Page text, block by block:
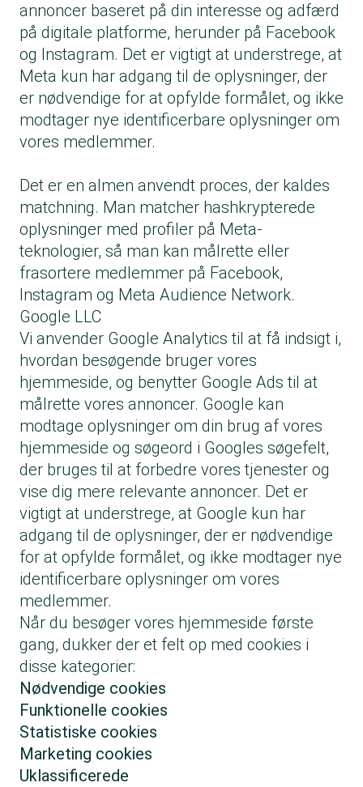
annoncer baseret på din interesse og adfærd
på digitale platforme, herunder på Facebook
og Instagram. Det er vigtigt at understrege, at
Meta kun har adgang til de oplysninger, der
er nødvendige for at opfylde formålet, og ikke
modtager nye identificerbare oplysninger om
vores medlemmer.
Det er en almen anvendt proces, der kaldes
matchning. Man matcher hashkrypterede
oplysninger med profiler på Meta-
teknologier, så man kan målrette eller
frasortere medlemmer på Facebook,
Instagram og Meta Audience Network.
Google LLC
Vi anvender Google Analytics til at få indsigt i,
hvordan besøgende bruger vores
hjemmeside, og benytter Google Ads til at
målrette vores annoncer. Google kan
modtage oplysninger om din brug af vores
hjemmeside og søgeord i Googles søgefelt,
der bruges til at forbedre vores tjenester og
vise dig mere relevante annoncer. Det er
vigtigt at understrege, at Google kun har
adgang til de oplysninger, der er nødvendige
for at opfylde formålet, og ikke modtager nye
identificerbare oplysninger om vores
medlemmer.
Når du besøger vores hjemmeside første
gang, dukker der et felt op med cookies i
disse kategorier:
Nødvendige cookies
Funktionelle cookies
Statistiske cookies
Marketing cookies
Uklassificerede